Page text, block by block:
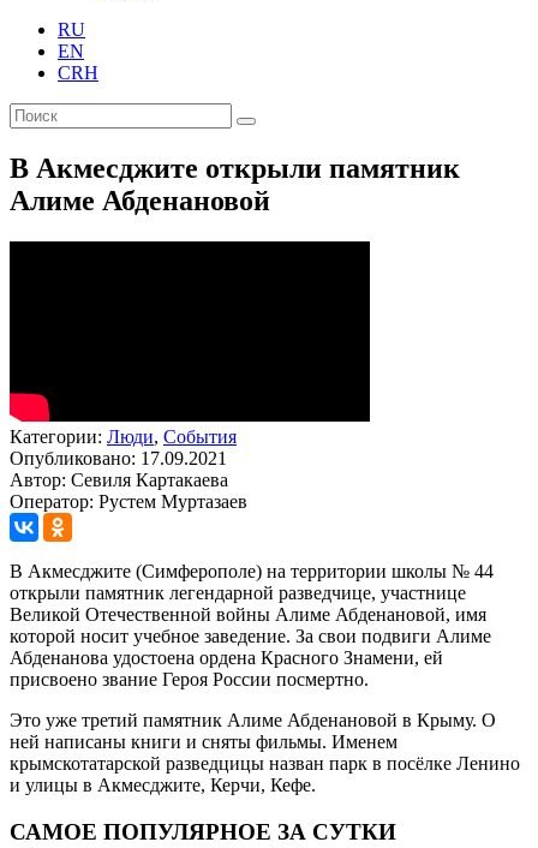
RU
EN
CRH
В Акмесджите открыли памятник
Алиме Абденановой
Категории: Люди, События
Опубликовано: 17.09.2021
Автор: Севиля Картакаева
Оператор: Рустем Муртазаев
В Акмесджите (Симферополе) на территории школы № 44
открыли памятник легендарной разведчице, участнице
Великой Отечественной войны Алиме Абденановой, имя
которой носит учебное заведение. За свои подвиги Алиме
Абденанова удостоена ордена Красного Знамени, ей
присвоено звание Героя России посмертно.
Это уже третий памятник Алиме Абденановой в Крыму. О
ней написаны книги и сняты фильмы. Именем
крымскотатарской разведцицы назван парк в посёлке Ленино
и улицы в Акмесджите, Керчи, Кефе.
САМОЕ ПОПУЛЯРНОЕ ЗА СУТКИ